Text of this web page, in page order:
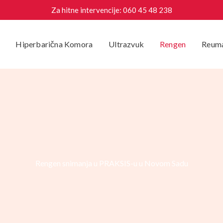
Za hitne intervencije: 060 45 48 238
Hiperbarična Komora Ultrazvuk Rengen
Rengen snimanja u PRAKSIS-u u Novom Sadu